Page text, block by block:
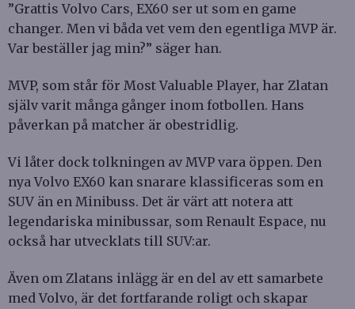
”Grattis Volvo Cars, EX60 ser ut som en game
changer. Men vi båda vet vem den egentliga MVP är.
Var beställer jag min?” säger han.
MVP, som står för Most Valuable Player, har Zlatan
själv varit många gånger inom fotbollen. Hans
påverkan på matcher är obestridlig.
Vi låter dock tolkningen av MVP vara öppen. Den
nya Volvo EX60 kan snarare klassificeras som en
SUV än en Minibuss. Det är värt att notera att
legendariska minibussar, som Renault Espace, nu
också har utvecklats till SUV:ar.
Även om Zlatans inlägg är en del av ett samarbete
med Volvo, är det fortfarande roligt och skapar